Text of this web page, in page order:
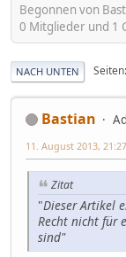
Begonnen von
0 Mitglieder und 1
NACH UNTEN Seiten
Bastian
11. August 2013,
Zitat
"Dieser Artikel
Recht nicht für
sind"